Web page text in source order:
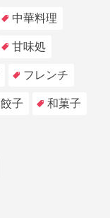
中華料理
甘味処
フレンチ
餃子 和菓子